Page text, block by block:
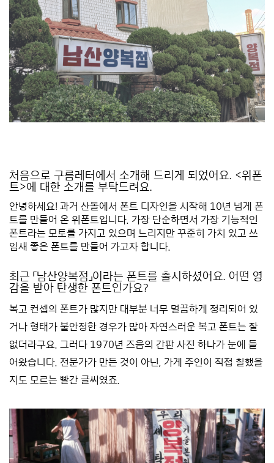
처음으로 구름레터에서 소개해 드리게 되었어요. <위폰
트>에 대한 소개를 부탁드려요.
안녕하세요! 과거 산돌에서 폰트 디자인을 시작해 10년 넘게 폰
트를 만들어 온 위폰트입니다. 가장 단순하면서 가장 기능적인
폰트라는 모토를 가지고 있으며 느리지만 꾸준히 가치 있고 쓰
임새 좋은 폰트를 만들어 가고자 합니다.
최근 「남산양복점」이라는 폰트를 출시하셨어요. 어떤 영
감을 받아 탄생한 폰트인가요?
복고 컨셉의 폰트가 많지만 대부분 너무 멀끔하게 정리되어 있
거나 형태가 불안정한 경우가 많아 자연스러운 복고 폰트는 잘
없더라구요. 그러다 1970년 즈음의 간판 사진 하나가 눈에 들
어왔습니다. 전문가가 만든 것이 아닌, 가게 주인이 직접 칠했을
지도 모르는 빨간 글씨였죠.